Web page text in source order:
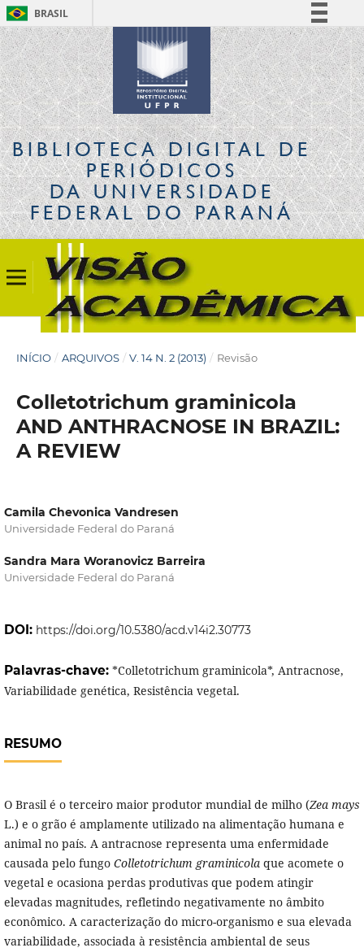
BRASIL
Simplifique!
Comunica BR
Participe
Acesso à informação
Legislação
Canais
BIBLIOTECA DIGITALDE
PERIÓDICOS
DA UNIVERSIDADE
FEDERAL DO PARANÁ
INÍCIO / ARQUIVOS / V. 14 N. 2 (2013) / Revisão
Colletotrichum graminicola
AND ANTHRACNOSE IN BRAZIL:
A REVIEW
Camila Chevonica Vandresen
Universidade Federal do Paraná
Sandra Mara Woranovicz Barreira
Universidade Federal do Paraná
DOI: https://doi.org/10.5380/acd.v14i2.30773
Palavras-chave: *Colletotrichum graminicola*, Antracnose,
Variabilidade genética, Resistência vegetal.
RESUMO
O Brasil é o terceiro maior produtor mundial de milho (Zea mays
L.) e o grão é amplamente utilizado na alimentação humana e
animal no país. A antracnose representa uma enfermidade
causada pelo fungo Colletotrichum graminicolaque acomete o
vegetal e ocasiona perdas produtivas que podem atingir
elevadas magnitudes, refletindo negativamente no âmbito
econômico. A caracterização do micro-organismo e sua elevada
variabilidade, associada à resistência ambiental de seus